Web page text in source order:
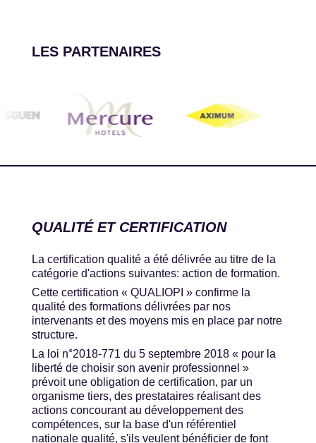
LES PARTENAIRES
QUALITÉ ET CERTIFICATION
La certification qualité a été délivrée au titre de la
catégorie d'actions suivantes: action de formation.
Cette certification « QUALIOPI » confirme la
qualité des formations délivrées par nos
intervenants et des moyens mis en place par notre
structure.
La loi n°2018-771 du 5 septembre 2018 « pour la
liberté de choisir son avenir professionnel »
prévoit une obligation de certification, par un
organisme tiers, des prestataires réalisant des
actions concourant au développement des
compétences, sur la base d'un référentiel
nationale qualité, s'ils veulent bénéficier de font